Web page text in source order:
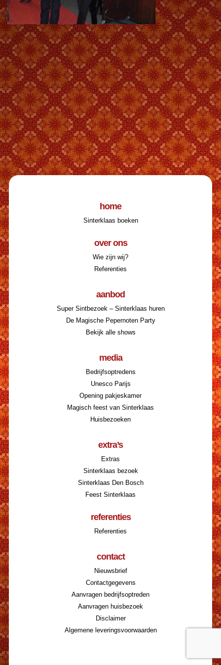
home
Sinterklaas boeken
over ons
Wie zijn wij?
Referenties
aanbod
Super Sintbezoek – Sinterklaas huren
De Magische Pepernoten Party
Bekijk alle shows
media
Bedrijfsoptredens
Unesco Parijs
Opening pakjeskamer
Magisch feest van Sinterklaas
Huisbezoeken
extra’s
Extras
Sinterklaas bezoek
Sinterklaas Den Bosch
Feest Sinterklaas
referenties
Referenties
contact
Nieuwsbrief
Contactgegevens
Aanvragen bedrijfsoptreden
Aanvragen huisbezoek
Disclaimer
Algemene leveringsvoorwaarden